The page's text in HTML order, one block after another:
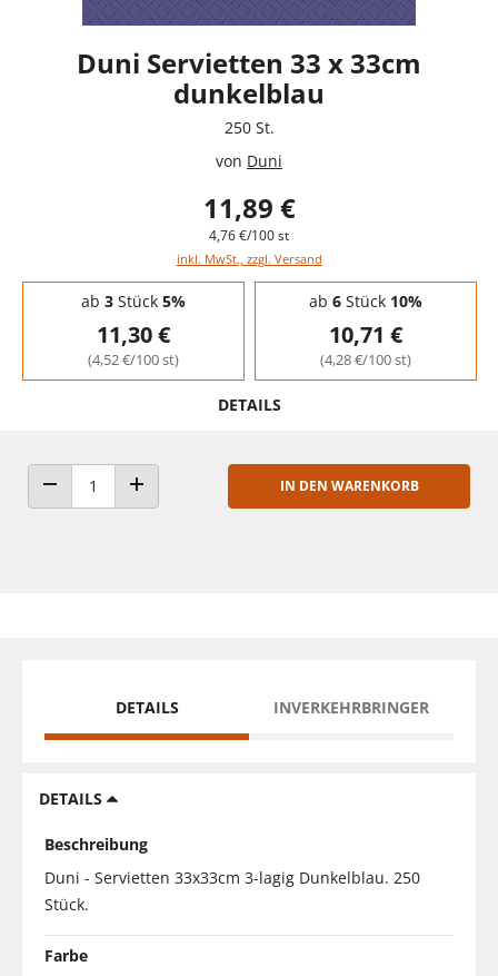
Duni Servietten 33 x 33cm
dunkelblau
250 St.
von Duni
11,89 €
4,76 €/100 st
inkl. MwSt., zzgl. Versand
Staffelpreise - Mengenrabatt
ab 3Stück 5%
11,30 €
(4,52 €/100 st)
ab 6Stück 10%
10,71 €
(4,28 €/100 st)
DETAILS
ANZAHL VERRINGERNANZAHL ERHÖHEN
IN DEN WARENKORB
DETAILS INVERKEHRBRINGER
DETAILS
Beschreibung
Duni - Servietten 33x33cm 3-lagig Dunkelblau. 250
Stück.
Farbe